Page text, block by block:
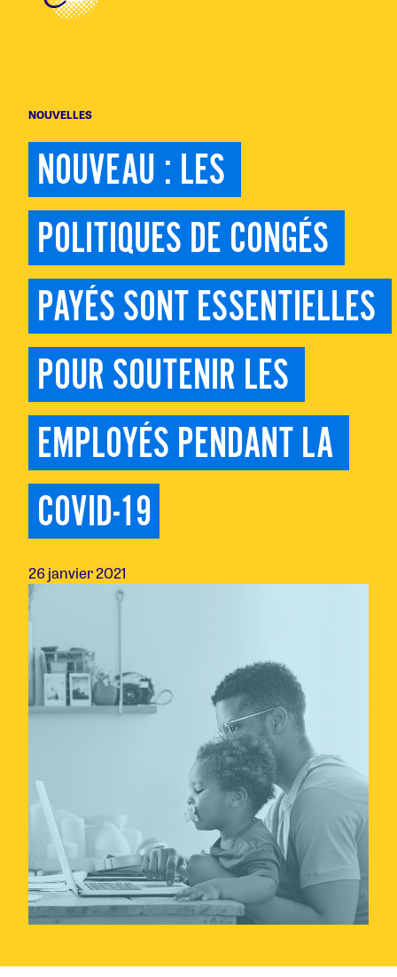
NOUVELLES
NOUVEAU : LES
POLITIQUES DE CONGÉS
PAYÉS SONT ESSENTIELLES
POUR SOUTENIR LES
EMPLOYÉS PENDANT LA
COVID-19
26 janvier 2021